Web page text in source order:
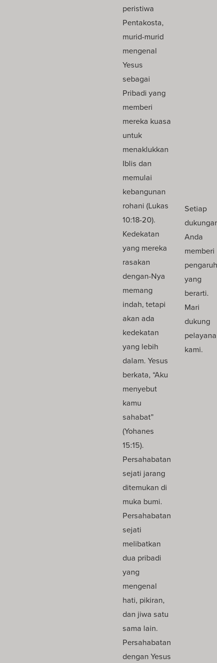
peristiwa
Pentakosta,
murid-murid
mengenal
Yesus
sebagai
Pribadi yang
memberi
mereka kuasa
untuk
menaklukkan
Iblis dan
memulai
kebangunan
rohani (Lukas
10:18-20).
Kedekatan
yang mereka
rasakan
dengan-Nya
memang
indah, tetapi
akan ada
kedekatan
yang lebih
dalam. Yesus
berkata, “Aku
menyebut
kamu
sahabat”
(Yohanes
15:15).
Persahabatan
sejati jarang
ditemukan di
muka bumi.
Persahabatan
sejati
melibatkan
dua pribadi
yang
mengenal
hati, pikiran,
dan jiwa satu
sama lain.
Persahabatan
dengan Yesus
Setiap
Anda
memberi
pengaruh
yang
berarti.
Mari
dukung
kami.